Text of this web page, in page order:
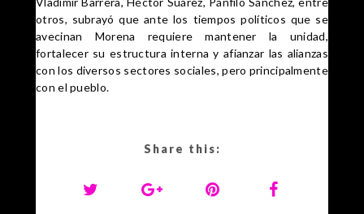
otros, subrayó que ante los tiempos políticos que se
avecinan Morena requiere mantener la unidad,
fortalecer su estructura interna y afianzar las alianzas
con los diversos sectores sociales, pero principalmente
con el pueblo.
Share this: